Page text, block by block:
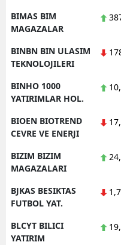
BIMAS BIM
MAGAZALAR
BINBN BIN ULASIM
TEKNOLOJILERI
BINHO 1000
YATIRIMLAR HOL.
BIOEN BIOTREND
CEVRE VE ENERJI
BIZIM BIZIM
MAGAZALARI
BJKAS BESIKTAS
FUTBOL YAT.
BLCYT BILICI
YATIRIM